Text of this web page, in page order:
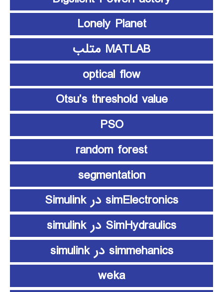
Lonely Planet
MATLAB متلب
optical flow
Otsu’s threshold value
PSO
random forest
segmentation
simElectronics در Simulink
SimHydraulics در simulink
simmehanics در simulink
weka